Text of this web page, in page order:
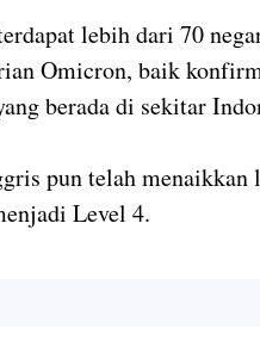
lebih dari 70
Omicron, baik
berada di sekitar
pun telah menaikkan
Level 4.